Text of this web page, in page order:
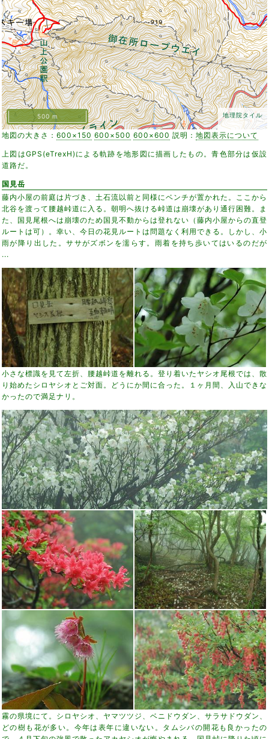
地理院タイル
500 m
地図の大きさ： 600×150 600×500 600×600 説明： 地図表示について
上図はGPS(eTrexH)による軌跡を地形図に描画したもの。青色部分は仮設
道路だ。
国見岳
藤内小屋の前庭は片づき、土石流以前と同様にベンチが置かれた。ここから
北谷を渡って腰越峠道に入る。朝明へ抜ける峠道は崩壊があり通行困難。ま
た、国見尾根へは崩壊のため国見不動からは登れない（藤内小屋からの直登
ルートは可）。幸い、今日の花見ルートは問題なく利用できる。しかし、小
雨が降り出した。ササがズボンを濡らす。雨着を持ち歩いてはいるのだが
...
小さな標識を見て左折、腰越峠道を離れる。登り着いたヤシオ尾根では、散
り始めたシロヤシオとご対面。どうにか間に合った。１ヶ月間、入山できな
かったので満足ナリ。
霧の県境にて。シロヤシオ、ヤマツツジ、ベニドウダン、サラサドウダン、
どの樹も花が多い。今年は表年に違いない。タムシバの開花も良かったの